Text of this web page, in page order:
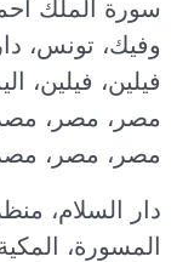
سورة الملك
وفيك، تونس،
فيلين،
مصر، مصر،
مصر، مصر،
دار السلام،
المسورة،